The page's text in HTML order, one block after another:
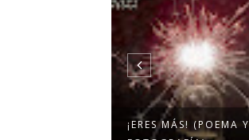
¡ERES MÁS! (POEMA Y